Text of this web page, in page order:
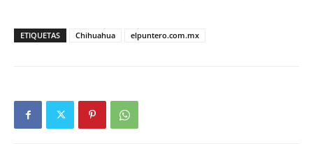
ETIQUETAS Chihuahua elpuntero.com.mx